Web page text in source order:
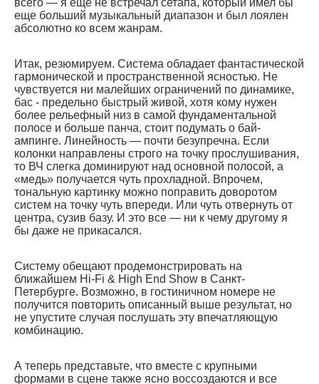
всего — я еще не встречал сетапа, который имел бы
еще больший музыкальный диапазон и был лоялен
абсолютно ко всем жанрам.
Итак, резюмируем. Система обладает фантастической
гармонической и пространственной ясностью. Не
чувствуется ни малейших ограничений по динамике,
бас - предельно быстрый живой, хотя кому нужен
более рельефный низ в самой фундаментальной
полосе и больше панча, стоит подумать о бай-
ампинге. Линейность — почти безупречна. Если
колонки направлены строго на точку прослушивания,
то ВЧ слегка доминируют над основной полосой, а
«медь» получается чуть прохладной. Впрочем,
тональную картинку можно поправить доворотом
систем на точку чуть впереди. Или чуть отвернуть от
центра, сузив базу. И это все — ни к чему другому я
бы даже не прикасался.
Систему обещают продемонстрировать на
ближайшем Hi-Fi & High End Show в Санкт-
Петербурге. Возможно, в гостиничном номере не
получится повторить описанный выше результат, но
не упустите случая послушать эту впечатляющую
комбинацию.
А теперь представьте, что вместе с крупными
формами в сцене также ясно воссоздаются и все